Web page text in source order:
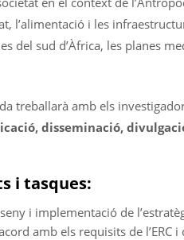
l’alimentació i les
del sud d’Àfrica, les planes
treballarà amb els
disseminació,
i tasques:
i implementació de
amb els requisits de l’ERC